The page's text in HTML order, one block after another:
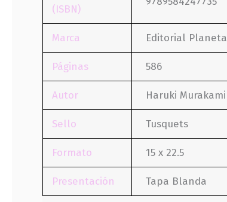
(ISBN)
Marca Editorial Planeta
Páginas 586
Autor Haruki Murakami
Sello Tusquets
Formato 15 x 22.5
Presentación Tapa Blanda